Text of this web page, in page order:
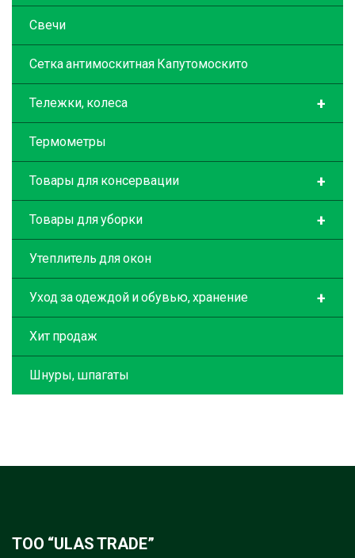
Свечи
Сетка антимоскитная Капутомоскито
+
Тележки, колеса
Термометры
+
Товары для консервации
+
Товары для уборки
Утеплитель для окон
+
Уход за одеждой и обувью, хранение
Хит продаж
Шнуры, шпагаты
ТОО “ULAS TRADE”